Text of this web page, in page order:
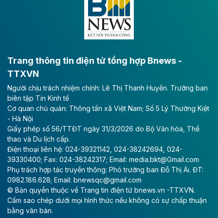
Empire City tại Thủ Thiêm
Tập đoàn Keppel (Singapore) bán toàn bộ 40% vốn
tại dự án Empire City với giá 270 triệu USD, chấm dứt
dự án.
Theo vnexpress.net
TP HCM cho phép chuyển mục đích sử
dụng gần 6.500 m2 đất làm khu nghỉ
dưỡng
UBND TP HCM cho phép Công ty Cổ phần Thủy Tiên
Bà Rịa - Vũng Tàu chuyển mục đích sử dụng gần
6.500 m2 đất tại phường Rạch Dừa để làm dự án Khu
khách sạn nghỉ dưỡng Đại Dương.
Theo vietnamfinance.vn
Vân Hồ Cloud Community đầu tư 3.000 tỷ
đồng làm khu đô thị ở Sơn La
Trang thông tin điện tử tổng hợp Bnews -
TTXVN
Người chịu trách nhiệm chính: Lê Thị Thanh Huyền. Trưởng ban
biên tập Tin Kinh tế
Cơ quan chủ quản: Thông tấn xã Việt Nam; Số 5 Lý Thường Kiệt
- Hà Nội
Giấy phép số 56/TTĐT ngày 31/3/2026 do Bộ Văn hóa, Thể
thao và Du lịch cấp.
Điện thoại liên hệ: 024-39321142, 024-38242694, 024-
39330400; Fax: 024-38242317; Email: media.bkt@Gmail.com
Phụ trách hợp tác truyền thông: Phó trưởng ban Đỗ Thị Ái. ĐT:
0982.186.628; Email: bnewsqc@gmail.com
© Bản quyền thuộc về Trang tin điện tử bnews.vn -TTXVN.
Cấm sao chép dưới mọi hình thức nếu không có sự chấp thuận
bằng văn bản.